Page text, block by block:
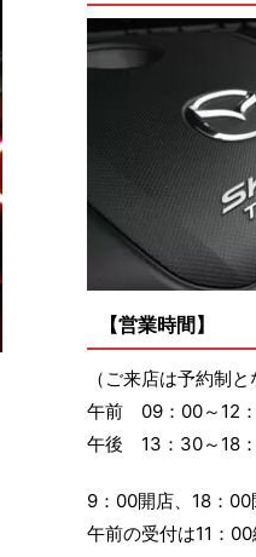
【営業時間】
（ご来店は予約制と
午前 09：00～12：
午後 13：30～18
9：00開店、18：00
午前の受付は11：00